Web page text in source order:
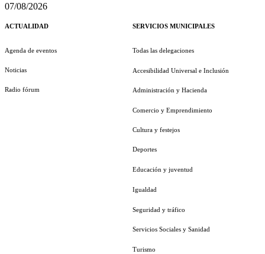
07/08/2026
ACTUALIDAD
Agenda de eventos
Noticias
Radio fórum
SERVICIOS MUNICIPALES
Todas las delegaciones
Accesibilidad Universal e Inclusión
Administración y Hacienda
Comercio y Emprendimiento
Cultura y festejos
Deportes
Educación y juventud
Igualdad
Seguridad y tráfico
Servicios Sociales y Sanidad
Turismo